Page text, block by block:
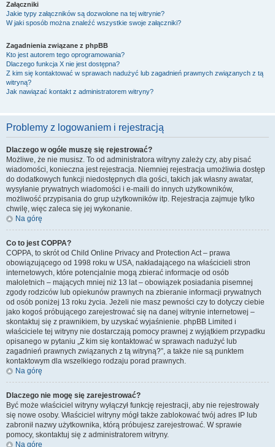
Załączniki
Jakie typy załączników są dozwolone na tej witrynie?
W jaki sposób można znaleźć wszystkie swoje załączniki?
Zagadnienia związane z phpBB
Kto jest autorem tego oprogramowania?
Dlaczego funkcja X nie jest dostępna?
Z kim się kontaktować w sprawach nadużyć lub zagadnień prawnych związanych z tą
witryną?
Jak nawiązać kontakt z administratorem witryny?
Problemy z logowaniem i rejestracją
Dlaczego w ogóle muszę się rejestrować?
Możliwe, że nie musisz. To od administratora witryny zależy czy, aby pisać
wiadomości, konieczna jest rejestracja. Niemniej rejestracja umożliwia dostęp
do dodatkowych funkcji niedostępnych dla gości, takich jak własny awatar,
wysyłanie prywatnych wiadomości i e-maili do innych użytkowników,
możliwość przypisania do grup użytkowników itp. Rejestracja zajmuje tylko
chwilę, więc zaleca się jej wykonanie.
Na górę
Co to jest COPPA?
COPPA, to skrót od Child Online Privacy and Protection Act – prawa
obowiązującego od 1998 roku w USA, nakładającego na właścicieli stron
internetowych, które potencjalnie mogą zbierać informacje od osób
małoletnich – mających mniej niż 13 lat – obowiązek posiadania pisemnej
zgody rodziców lub opiekunów prawnych na zbieranie informacji prywatnych
od osób poniżej 13 roku życia. Jeżeli nie masz pewności czy to dotyczy ciebie
jako kogoś próbującego zarejestrować się na danej witrynie internetowej –
skontaktuj się z prawnikiem, by uzyskać wyjaśnienie. phpBB Limited i
właściciele tej witryny nie dostarczają pomocy prawnej z wyjątkiem przypadku
opisanego w pytaniu „Z kim się kontaktować w sprawach nadużyć lub
zagadnień prawnych związanych z tą witryną?”, a także nie są punktem
kontaktowym dla wszelkiego rodzaju porad prawnych.
Na górę
Dlaczego nie mogę się zarejestrować?
Być może właściciel witryny wyłączył funkcję rejestracji, aby nie rejestrowały
się nowe osoby. Właściciel witryny mógł także zablokować twój adres IP lub
zabronił nazwy użytkownika, którą próbujesz zarejestrować. W sprawie
pomocy, skontaktuj się z administratorem witryny.
Na górę